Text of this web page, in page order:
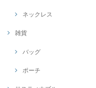
ネックレス
雑貨
バッグ
ポーチ